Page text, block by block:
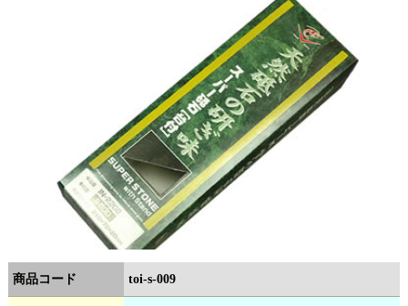
商品コード toi-s-009